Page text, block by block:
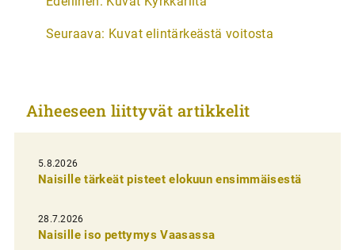
t
k
e
l
i
e
n
Seuraava: Kuvat elintärkeästä voitosta
Aiheeseen liittyvät artikkelit
5.8.2026
Naisille tärkeät pisteet elokuun ensimmäisestä
28.7.2026
Naisille iso pettymys Vaasassa